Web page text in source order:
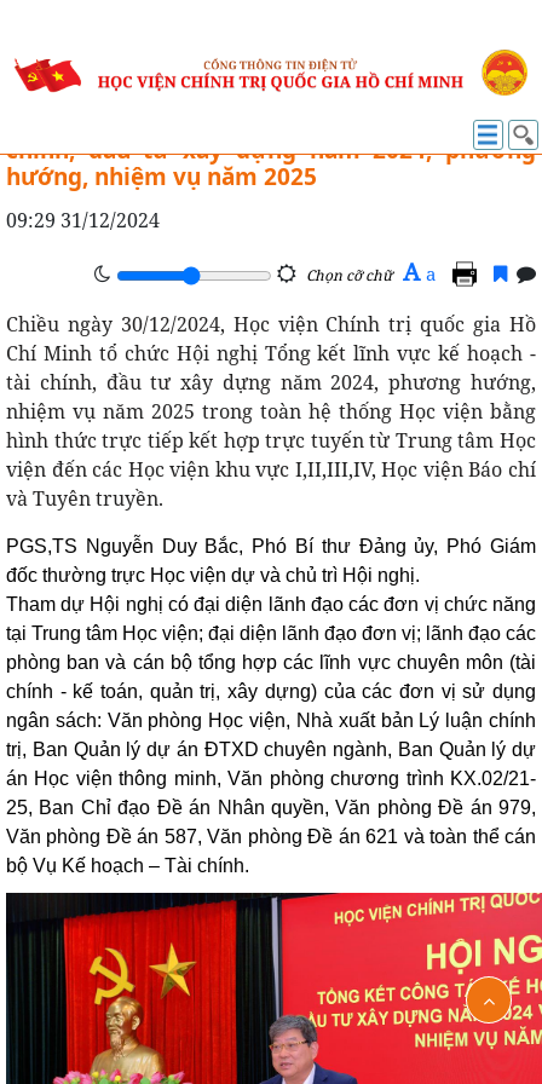
BÁO CHÍ VÀ TUYÊN TRUYỀN
Hội nghị Tổng kết lĩnh vực kế hoạch - tài
chính, đầu tư xây dựng năm 2024, phương
hướng, nhiệm vụ năm 2025
09:29 31/12/2024
Chọn cỡ chữ A a
Chiều ngày 30/12/2024, Học viện Chính trị quốc gia Hồ
Chí Minh tổ chức Hội nghị Tổng kết lĩnh vực kế hoạch -
tài chính, đầu tư xây dựng năm 2024, phương hướng,
nhiệm vụ năm 2025 trong toàn hệ thống Học viện bằng
hình thức trực tiếp kết hợp trực tuyến từ Trung tâm Học
viện đến các Học viện khu vực I,II,III,IV, Học viện Báo chí
và Tuyên truyền.
PGS,TS Nguyễn Duy Bắc, Phó Bí thư Đảng ủy, Phó Giám
đốc thường trực Học viện dự và chủ trì Hội nghị.
Tham dự Hội nghị có đại diện lãnh đạo các đơn vị chức năng
tại Trung tâm Học viện; đại diện lãnh đạo đơn vị; lãnh đạo các
phòng ban và cán bộ tổng hợp các lĩnh vực chuyên môn (tài
chính - kế toán, quản trị, xây dựng) của các đơn vị sử dụng
ngân sách: Văn phòng Học viện, Nhà xuất bản Lý luận chính
trị, Ban Quản lý dự án ĐTXD chuyên ngành, Ban Quản lý dự
án Học viện thông minh, Văn phòng chương trình KX.02/21-
25, Ban Chỉ đạo Đề án Nhân quyền, Văn phòng Đề án 979,
Văn phòng Đề án 587, Văn phòng Đề án 621 và toàn thể cán
bộ Vụ Kế hoạch – Tài chính.